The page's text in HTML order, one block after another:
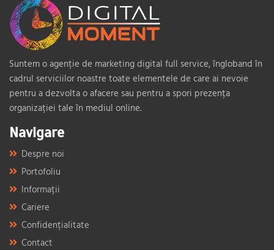
Suntem o agenție de marketing digital full service, îngloband în
cadrul serviciilor noastre toate elementele de care ai nevoie
pentru a dezvolta o afacere sau pentru a spori prezența
organizației tale în mediul online.
Navigare
Despre noi
Portofoliu
Informații
Cariere
Confidențialitate
Contact